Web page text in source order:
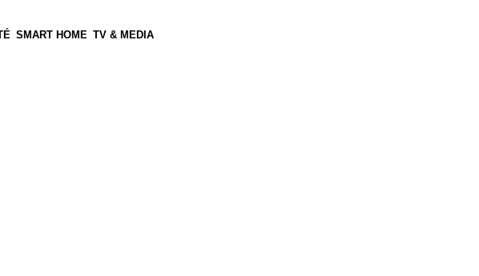
SMART HOME TV & MEDIA